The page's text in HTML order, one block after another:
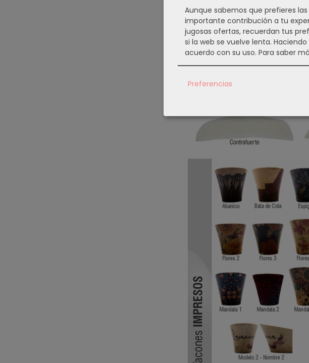
Aunque sabemos que prefieres
importante contribución a tu
jugosas ofertas, recuerdan tus
si la web se vuelve lenta.
acuerdo con su uso. Para saber
Preferencias